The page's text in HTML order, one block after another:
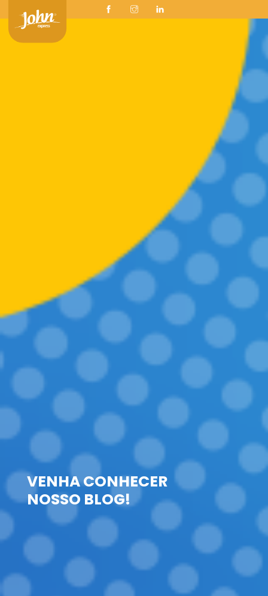
VENHA CONHECER
NOSSO BLOG!